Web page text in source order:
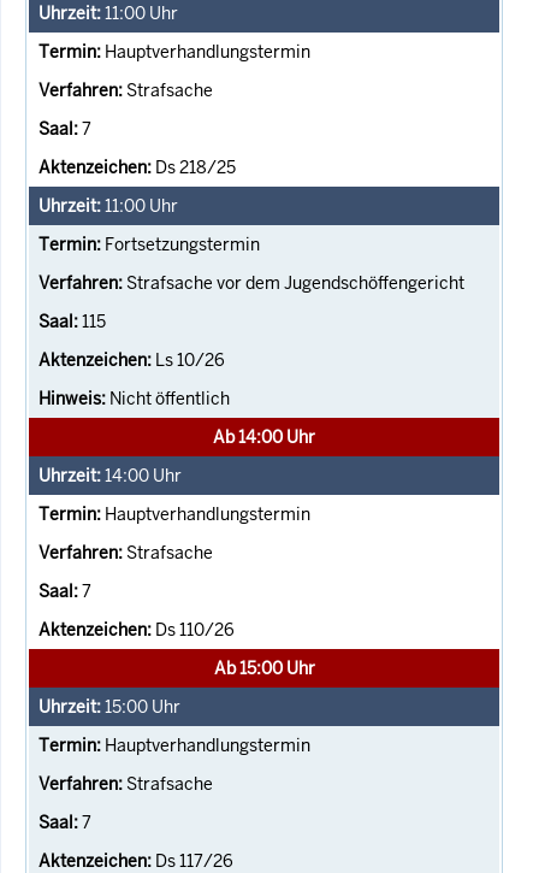
11:00 Uhr
Hauptverhandlungstermin
Strafsache
7
Ds 218/25
11:00 Uhr
Fortsetzungstermin
Strafsache vor dem Jugendschöffengericht
115
Ls 10/26
Nicht öffentlich
Ab 14:00 Uhr
14:00 Uhr
Hauptverhandlungstermin
Strafsache
7
Ds 110/26
Ab 15:00 Uhr
15:00 Uhr
Hauptverhandlungstermin
Strafsache
7
Ds 117/26